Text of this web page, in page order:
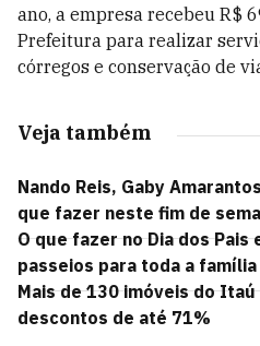
ano, a empresa recebeu R$
Prefeitura para realizar
córregos e conservação de
Veja também
Nando Reis, Gaby
que fazer neste fim de
O que fazer no Dia dos Pais
passeios para toda a família
Mais de 130 imóveis do
descontos de até 71%